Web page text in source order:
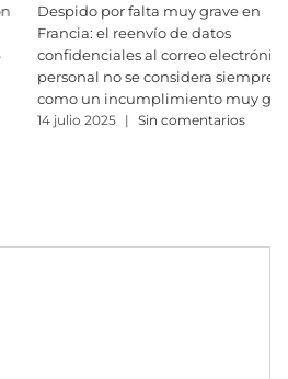
¿Existen consecuencias legales ante
la ruptura unilateral de
negociaciones contractuales? Una
respuesta desde la perspectiva del
Derecho español y francés
30 junio 2025 | Sin comentarios